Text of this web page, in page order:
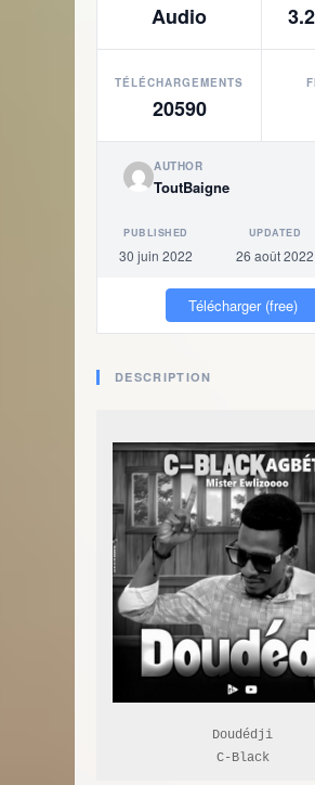
Audio
TÉLÉCHARGEMENTS
20590
AUTHOR
ToutBaigne
PUBLISHED
30 juin 2022
UPDATED
26 août 2022
Télécharger (free)
DESCRIPTION
Doudédji
C-Black